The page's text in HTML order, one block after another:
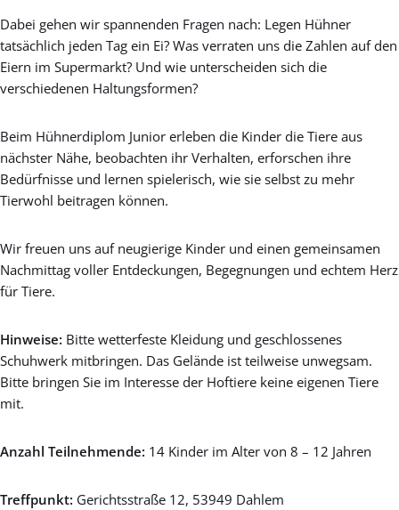
Dabei gehen wir spannenden Fragen nach: Legen Hühner
tatsächlich jeden Tag ein Ei? Was verraten uns die Zahlen auf den
Eiern im Supermarkt? Und wie unterscheiden sich die
verschiedenen Haltungsformen?
Beim Hühnerdiplom Junior erleben die Kinder die Tiere aus
nächster Nähe, beobachten ihr Verhalten, erforschen ihre
Bedürfnisse und lernen spielerisch, wie sie selbst zu mehr
Tierwohl beitragen können.
Wir freuen uns auf neugierige Kinder und einen gemeinsamen
Nachmittag voller Entdeckungen, Begegnungen und echtem Herz
für Tiere.
Hinweise: Bitte wetterfeste Kleidung und geschlossenes
Schuhwerk mitbringen. Das Gelände ist teilweise unwegsam.
Bitte bringen Sie im Interesse der Hoftiere keine eigenen Tiere
mit.
Anzahl Teilnehmende: 14 Kinder im Alter von 8 – 12 Jahren
Treffpunkt: Gerichtsstraße 12, 53949 Dahlem